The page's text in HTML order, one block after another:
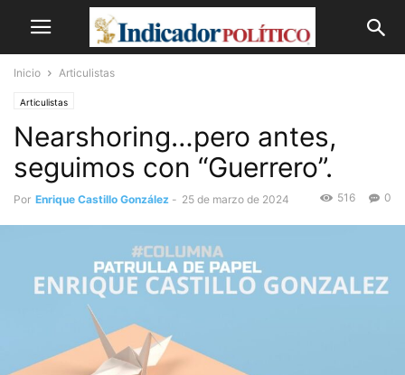
Inicio Articulistas
Articulistas
Nearshoring…pero antes,
seguimos con “Guerrero”.
Por Enrique Castillo González - 25 de marzo de 2024 0
516